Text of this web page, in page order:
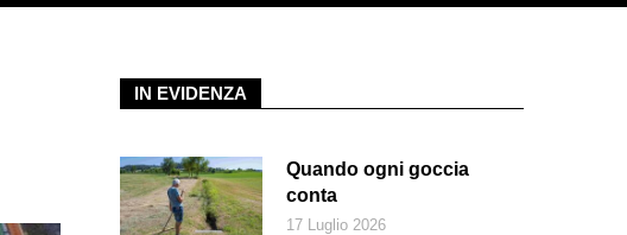
IN EVIDENZA
Quando ogni goccia
conta
17 Luglio 2026